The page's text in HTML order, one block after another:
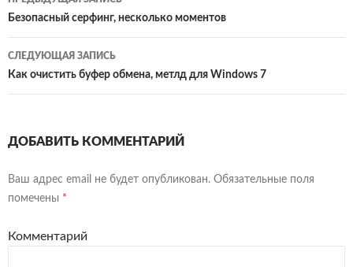
по
записям
Безопасный серфинг, несколько моментов
СЛЕДУЮЩАЯ ЗАПИСЬ
Как очистить буфер обмена, метлд для Windows 7
ДОБАВИТЬ КОММЕНТАРИЙ
Ваш адрес email не будет опубликован. Обязательные поля
помечены *
Комментарий